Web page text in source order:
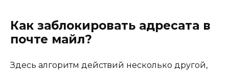
Как заблокировать адресата в
почте майл?
Здесь алгоритм действий несколько другой,